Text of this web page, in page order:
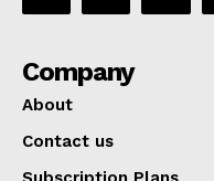
Company
About
Contact us